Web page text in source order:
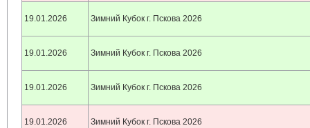
19.01.2026 Зимний Кубок г. Пскова 2026
19.01.2026 Зимний Кубок г. Пскова 2026
19.01.2026 Зимний Кубок г. Пскова 2026
19.01.2026 Зимний Кубок г. Пскова 2026